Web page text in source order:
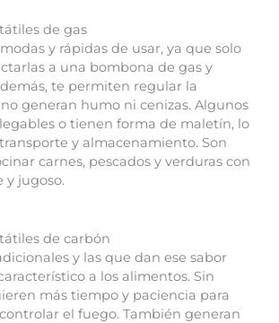
de gas
y rápidas de usar, ya que solo
a una bombona de gas y
te permiten regular la
generan humo ni cenizas. Algunos
o tienen forma de maletín, lo
y almacenamiento. Son
carnes, pescados y verduras con
y jugoso.
de carbón
y las que dan ese sabor
a los alimentos. Sin
más tiempo y paciencia para
el fuego. También generan